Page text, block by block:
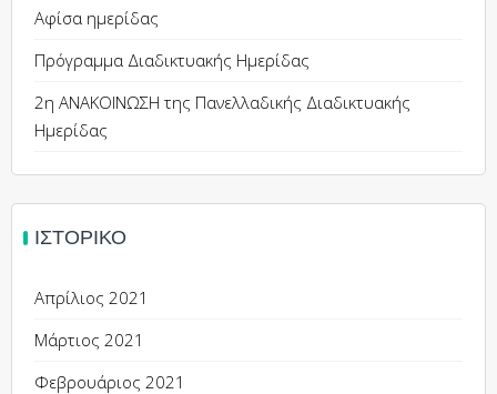
Αφίσα ημερίδας
Πρόγραμμα Διαδικτυακής Ημερίδας
2η ΑΝΑΚΟΙΝΩΣΗ της Πανελλαδικής Διαδικτυακής
Ημερίδας
ΙΣΤΟΡΙΚΌ
Απρίλιος 2021
Μάρτιος 2021
Φεβρουάριος 2021